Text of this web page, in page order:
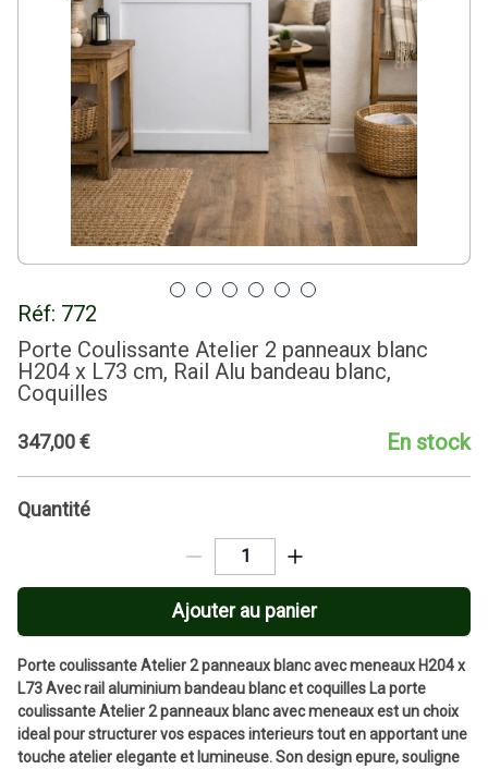
Réf: 772
Porte Coulissante Atelier 2 panneaux blanc
H204 x L73 cm, Rail Alu bandeau blanc,
Coquilles
347,00€ En stock
Quantité
Ajouter au panier
Porte coulissante Atelier 2 panneaux blanc avec meneaux H204 x
L73 Avec rail aluminium bandeau blanc et coquilles La porte
coulissante Atelier 2 panneaux blanc avec meneaux est un choix
ideal pour structurer vos espaces interieurs tout en apportant une
touche atelier elegante et lumineuse. Son design epure, souligne